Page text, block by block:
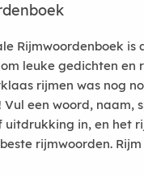
Rijmwoordenboek is
leuke gedichten en
rijmen was nog
Vul een woord, naam,
uitdrukking in, en het
rijmwoorden.